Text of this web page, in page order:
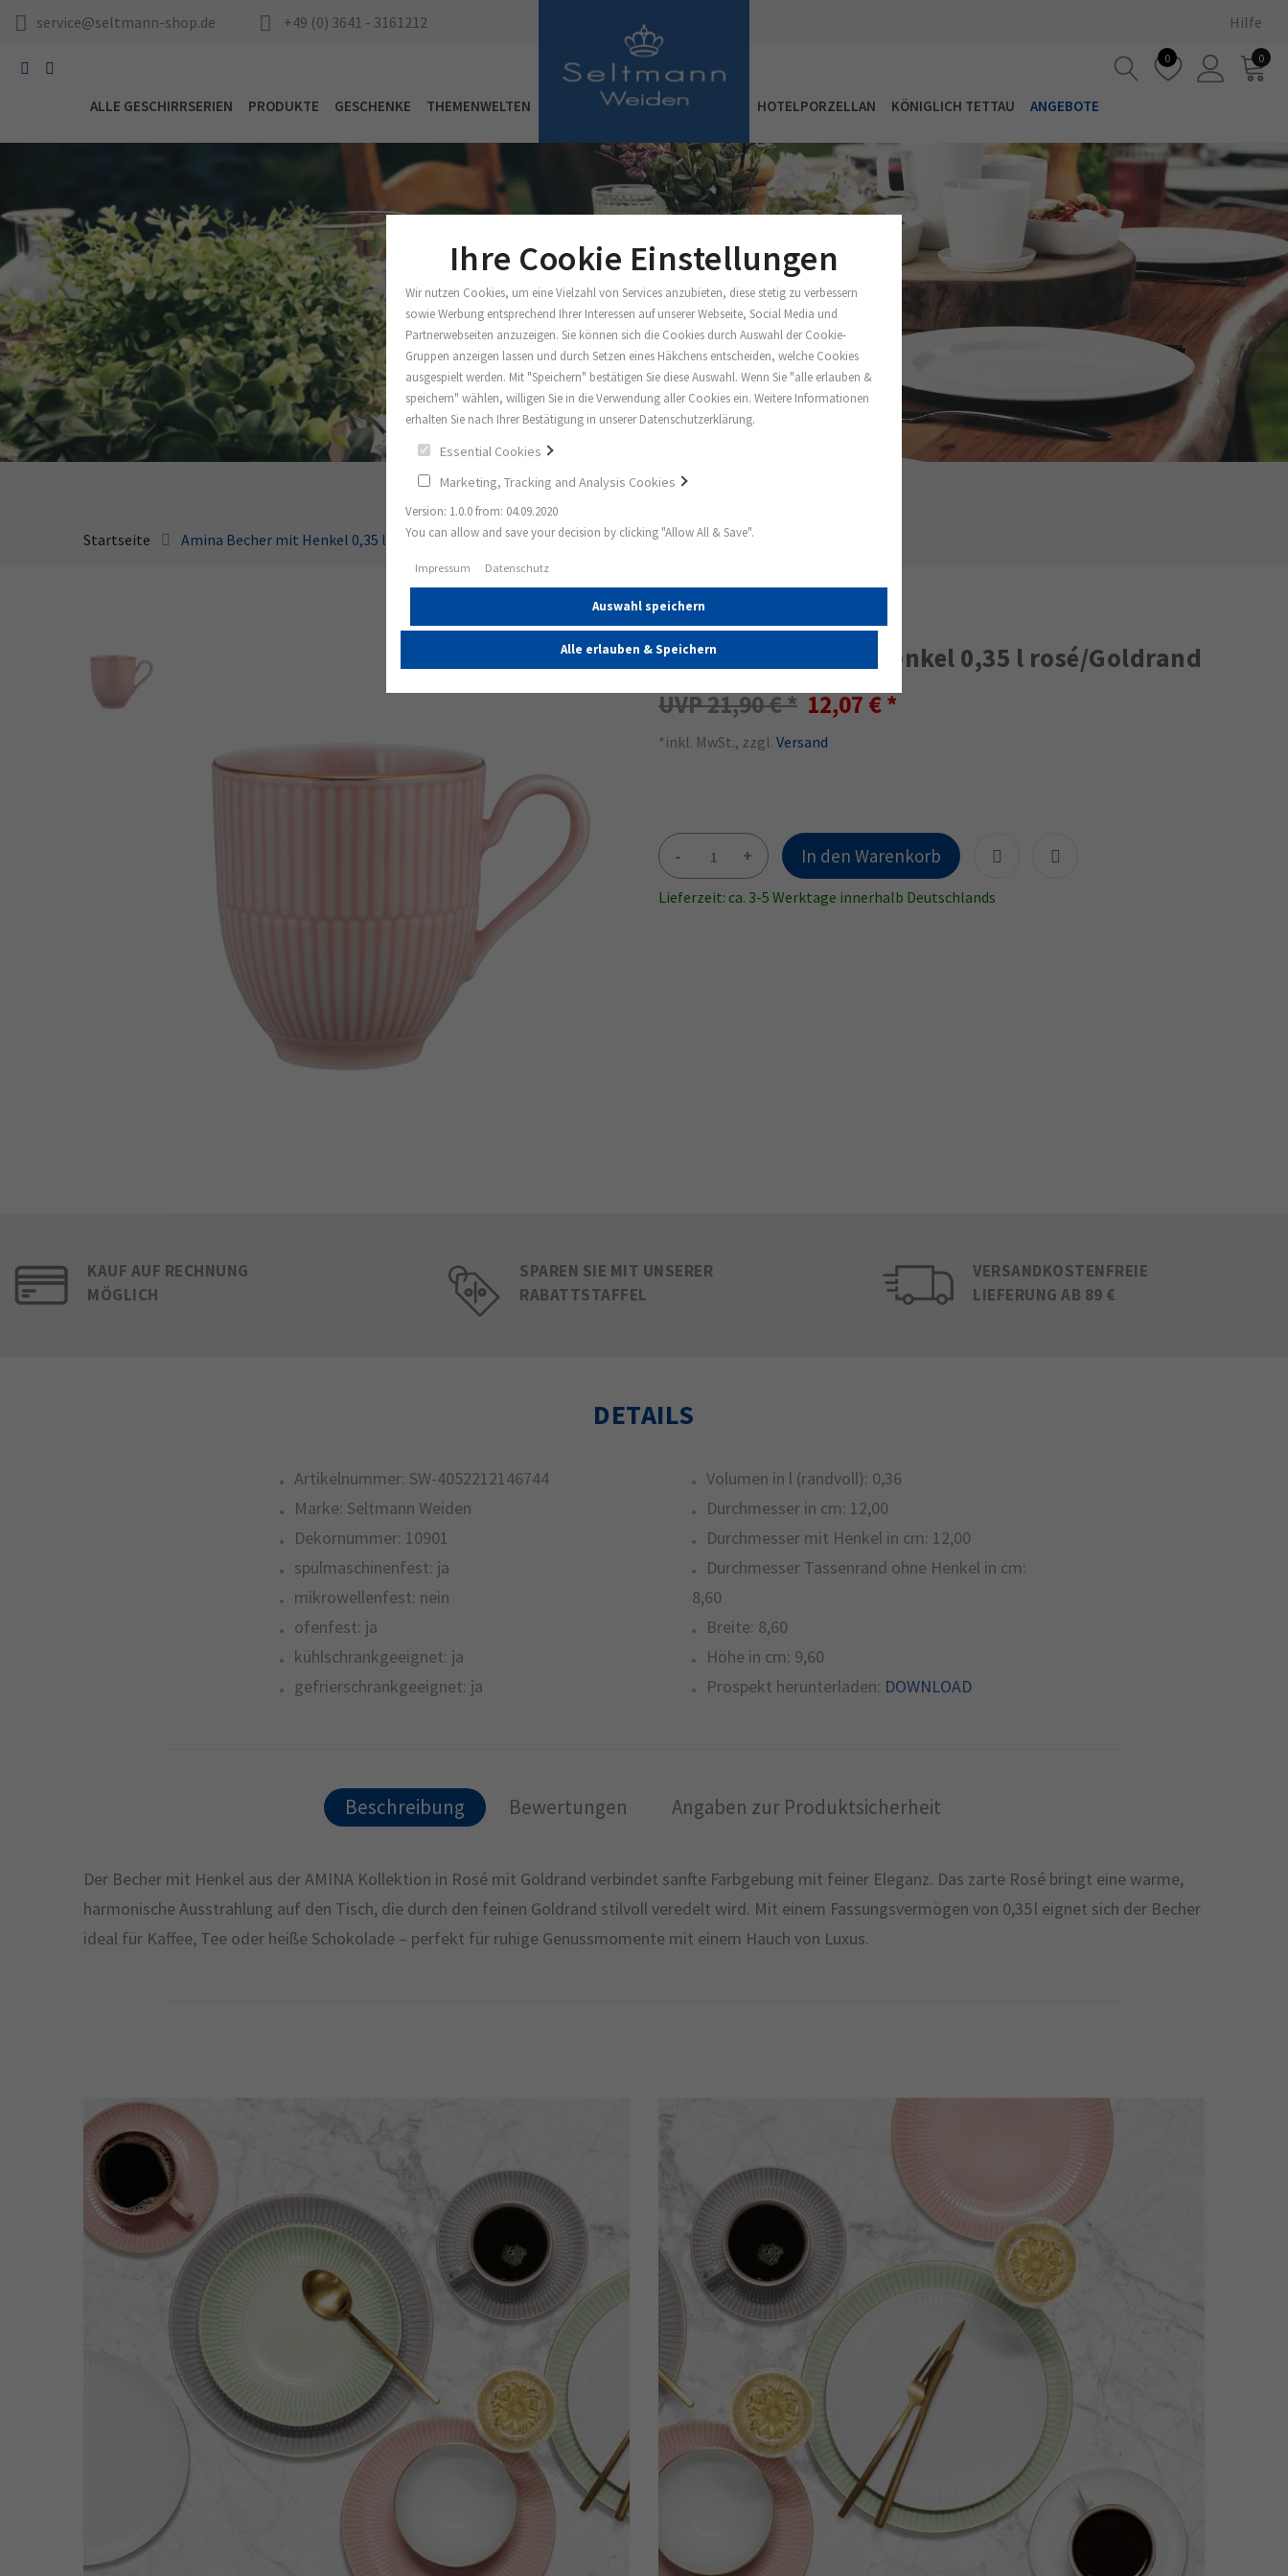
service@seltmann-shop.de +49 (0) 3641 - 3161212 Hilfe
ALLE GESCHIRRSERIEN PRODUKTE GESCHENKE THEMENWELTEN HOTELPORZELLAN KÖNIGLICH TETTAU ANGEBOTE
0 0
Startseite Amina Becher mit Henkel 0,35 l rosé/Goldrand
45%
Amina Becher mit Henkel 0,35 l rosé/Goldrand
21,90 € 12,07 €
*inkl. MwSt., zzgl. Versand
- + In den Warenkorb
Lieferzeit: ca. 3-5 Werktage innerhalb Deutschlands
KAUF AUF RECHNUNG
MÖGLICH
SPAREN SIE MIT UNSERER
RABATTSTAFFEL
VERSANDKOSTENFREIE
LIEFERUNG AB 89 €
DETAILS
Artikelnummer: SW-4052212146744
Marke: Seltmann Weiden
Dekornummer: 10901
spülmaschinenfest: ja
mikrowellenfest: nein
ofenfest: ja
kühlschrankgeeignet: ja
gefrierschrankgeeignet: ja
Volumen in l (randvoll): 0,36
Durchmesser in cm: 12,00
Durchmesser mit Henkel in cm: 12,00
Durchmesser Tassenrand ohne Henkel in cm:
8,60
Breite: 8,60
Höhe in cm: 9,60
Prospekt herunterladen: DOWNLOAD
Beschreibung Bewertungen Angaben zur Produktsicherheit
Der Becher mit Henkel aus der AMINA Kollektion in Rosé mit Goldrand verbindet sanfte Farbgebung mit feiner Eleganz. Das zarte Rosé bringt eine warme,
harmonische Ausstrahlung auf den Tisch, die durch den feinen Goldrand stilvoll veredelt wird. Mit einem Fassungsvermögen von 0,35 l eignet sich der Becher
ideal für Kaffee, Tee oder heiße Schokolade – perfekt für ruhige Genussmomente mit einem Hauch von Luxus.
Ihre Cookie Einstellungen
Wir nutzen Cookies, um eine Vielzahl von Services anzubieten, diese stetig zu verbessern
sowie Werbung entsprechend Ihrer Interessen auf unserer Webseite, Social Media und
Partnerwebseiten anzuzeigen. Sie können sich die Cookies durch Auswahl der Cookie-
Gruppen anzeigen lassen und durch Setzen eines Häkchens entscheiden, welche Cookies
ausgespielt werden. Mit "Speichern" bestätigen Sie diese Auswahl. Wenn Sie "alle erlauben &
speichern" wählen, willigen Sie in die Verwendung aller Cookies ein. Weitere Informationen
erhalten Sie nach Ihrer Bestätigung in unserer Datenschutzerklärung.
Essential Cookies
Marketing, Tracking and Analysis Cookies
Version: 1.0.0 from: 04.09.2020
You can allow and save your decision by clicking "Allow All & Save".
Impressum Datenschutz
Auswahl speichern
Alle erlauben & Speichern